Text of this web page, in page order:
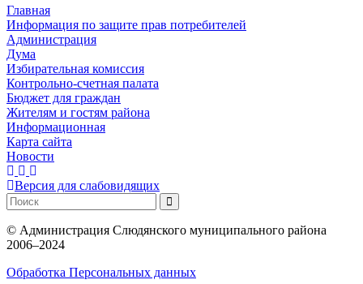
Главная
Информация по защите прав потребителей
Администрация
Дума
Избирательная комиссия
Контрольно-счетная палата
Бюджет для граждан
Жителям и гостям района
Информационная
Карта сайта
Новости
Версия для слабовидящих
© Администрация Слюдянского муниципального района
2006–2024
Обработка Персональных данных